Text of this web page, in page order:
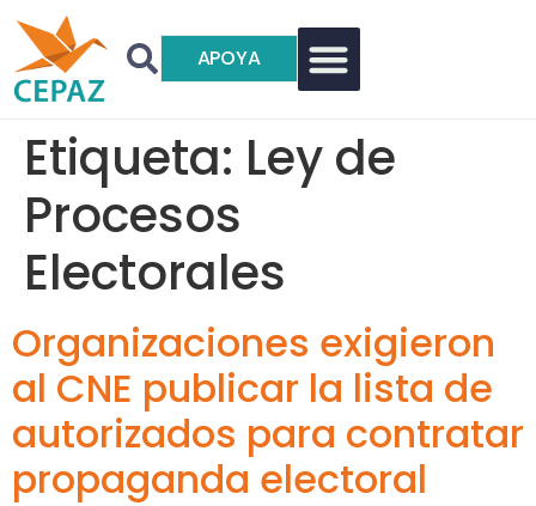
APOYA
Etiqueta: Ley de
Procesos
Electorales
Organizaciones exigieron
al CNE publicar la lista de
autorizados para contratar
propaganda electoral